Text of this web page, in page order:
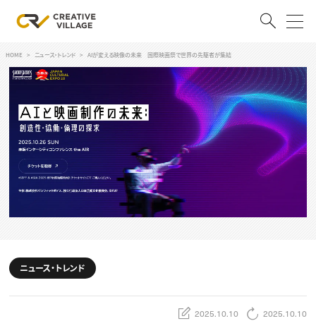
会員登録
RECRUIT
クリエイター求人を探す
CREATIVE JOB求人検索
採用説明会
スキルアップしたい！
デザイン
TOP Creator’s コラム
HOME ニュース・トレンド AIが変える映像の未来 国際映画祭で世界の先駆者が集結
ニュース・トレンド
2025.10.10 2025.10.10